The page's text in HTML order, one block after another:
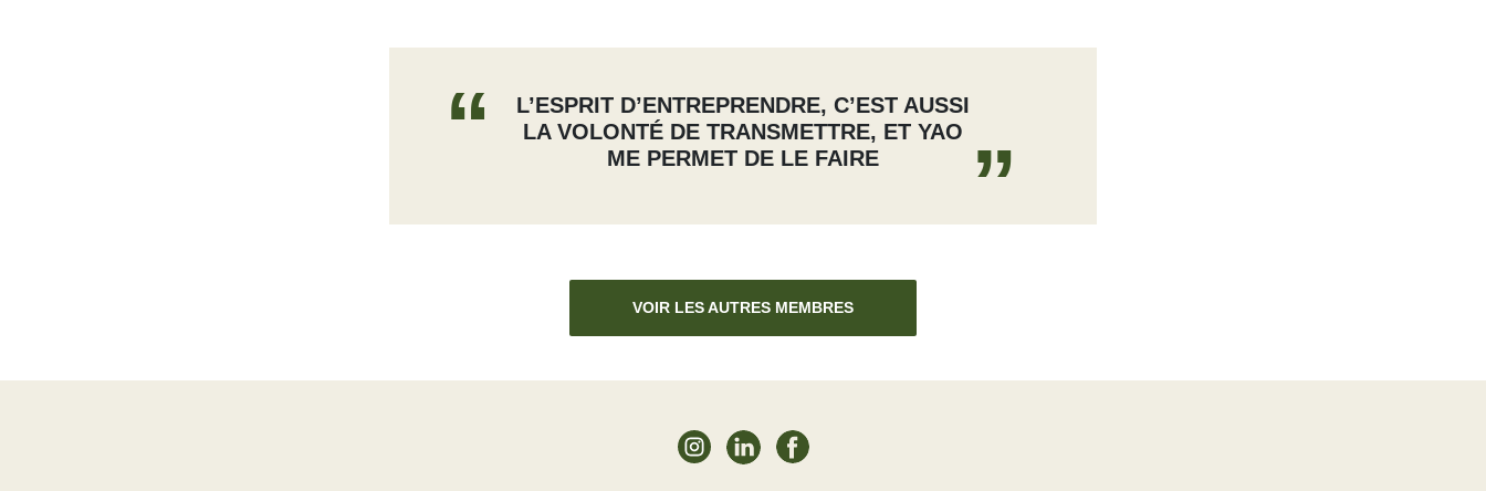
L’ESPRIT D’ENTREPRENDRE, C’EST AUSSI
LA VOLONTÉ DE TRANSMETTRE, ET YAO
ME PERMET DE LE FAIRE
VOIR LES AUTRES MEMBRES